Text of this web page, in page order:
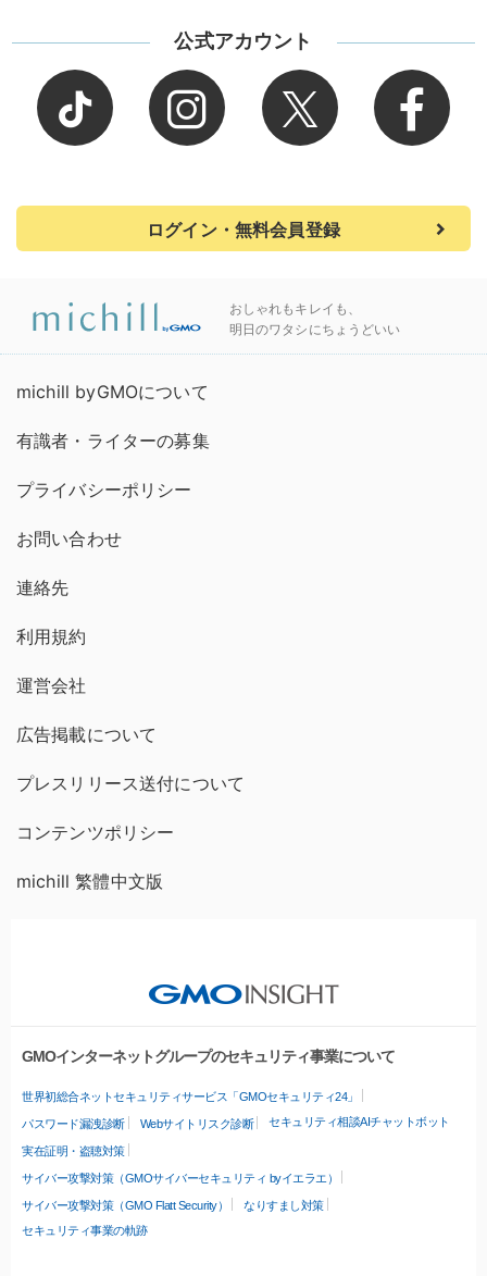
公式アカウント
ログイン・無料会員登録
おしゃれもキレイも、
明日のワタシにちょうどいい
michill byGMOについて
有識者・ライターの募集
プライバシーポリシー
お問い合わせ
連絡先
利用規約
運営会社
広告掲載について
プレスリリース送付について
コンテンツポリシー
michill 繁體中文版
GMOインターネットグループのセキュリティ事業について
世界初総合ネットセキュリティサービス「GMOセキュリティ24」
パスワード漏洩診断 Webサイトリスク診断 セキュリティ相談AIチャットボット
実在証明・盗聴対策
サイバー攻撃対策（GMOサイバーセキュリティ byイエラエ）
サイバー攻撃対策（GMO Flatt Security）
なりすまし対策
セキュリティ事業の軌跡